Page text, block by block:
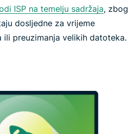
ISP na temelju sadržaja, zbog
dosljedne za vrijeme
ili preuzimanja velikih datoteka.